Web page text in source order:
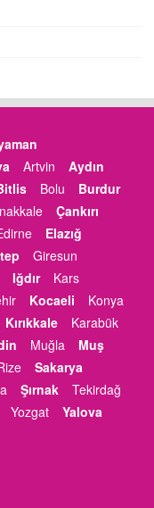
Artvin
Aydın
Bolu
Burdur
Çankırı
Elazığ
Giresun
Iğdır
Kars
Kocaeli
Konya
Kırıkkale
Karabük
Muğla
Muş
Sakarya
Şırnak
Tekirdağ
Yozgat
Yalova